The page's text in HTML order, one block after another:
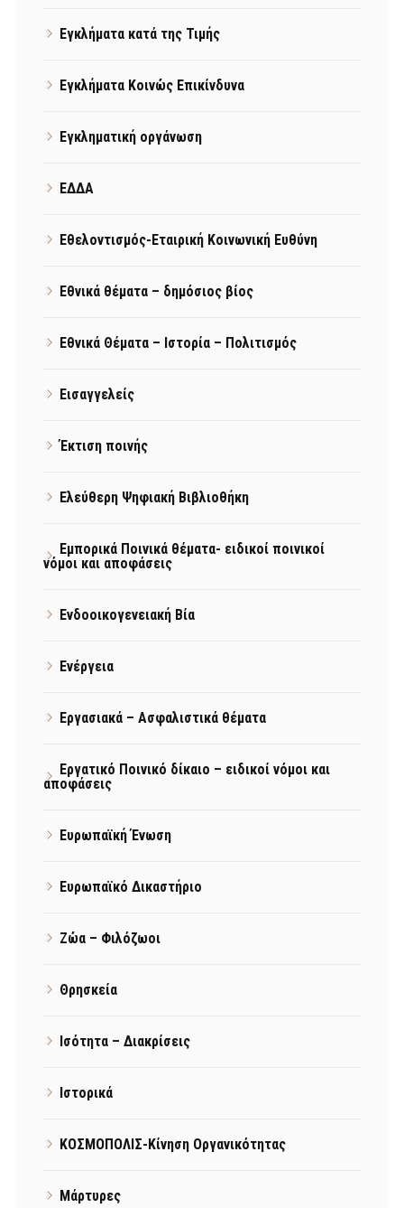
Εγκλήματα κατά της Τιμής
Εγκλήματα Κοινώς Επικίνδυνα
Εγκληματική οργάνωση
ΕΔΔΑ
Εθελοντισμός-Εταιρική Κοινωνική Ευθύνη
Εθνικά θέματα – δημόσιος βίος
Εθνικά Θέματα – Ιστορία – Πολιτισμός
Εισαγγελείς
Έκτιση ποινής
Ελεύθερη Ψηφιακή Βιβλιοθήκη
Εμπορικά Ποινικά θέματα- ειδικοί ποινικοί
νόμοι και αποφάσεις
Ενδοοικογενειακή Βία
Ενέργεια
Εργασιακά – Ασφαλιστικά θέματα
Εργατικό Ποινικό δίκαιο – ειδικοί νόμοι και
αποφάσεις
Ευρωπαϊκή Ένωση
Ευρωπαϊκό Δικαστήριο
Ζώα – Φιλόζωοι
Θρησκεία
Ισότητα – Διακρίσεις
Ιστορικά
ΚΟΣΜΟΠΟΛΙΣ-Κίνηση Οργανικότητας
Μάρτυρες